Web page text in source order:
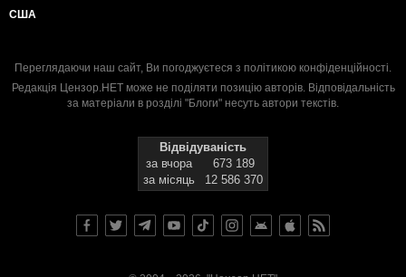
США
Переглядаючи наш сайт, Ви погоджуєтеся з політикою конфіденційності.
Редакція Цензор.НЕТ може не поділяти позицію авторів. Відповідальність
за матеріали в розділі "Блоги" несуть автори текстів.
Відвідуваність
за вчора
673 189
за місяць
12 586 370